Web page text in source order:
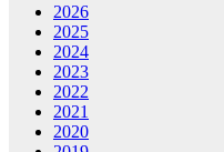
2026
2025
2024
2023
2022
2021
2020